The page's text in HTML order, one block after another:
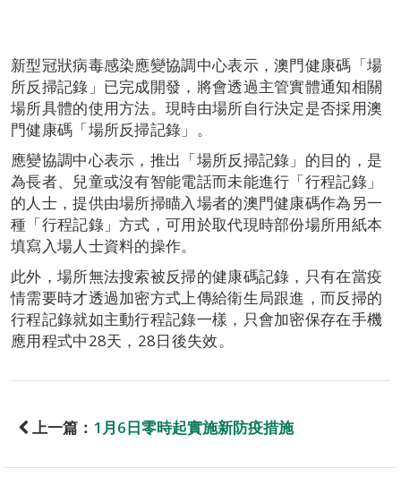
新型冠狀病毒感染應變協調中心表示，澳門健康碼「場
所反掃記錄」已完成開發，將會透過主管實體通知相關
場所具體的使用方法。現時由場所自行決定是否採用澳
門健康碼「場所反掃記錄」。
應變協調中心表示，推出「場所反掃記錄」的目的，是
為長者、兒童或沒有智能電話而未能進行「行程記錄」
的人士，提供由場所掃瞄入場者的澳門健康碼作為另一
種「行程記錄」方式，可用於取代現時部份場所用紙本
填寫入場人士資料的操作。
此外，場所無法搜索被反掃的健康碼記錄，只有在當疫
情需要時才透過加密方式上傳給衛生局跟進，而反掃的
行程記錄就如主動行程記錄一樣，只會加密保存在手機
應用程式中28天，28日後失效。
上一篇： 1月6日零時起實施新防疫措施